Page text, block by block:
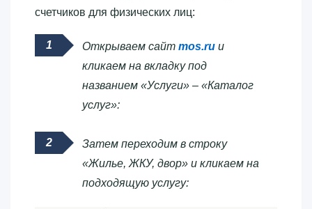
счетчиков для физических лиц:
Открываем сайт mos.ru и
кликаем на вкладку под
названием «Услуги» – «Каталог
услуг»:
Затем переходим в строку
«Жилье, ЖКУ, двор» и кликаем на
подходящую услугу: